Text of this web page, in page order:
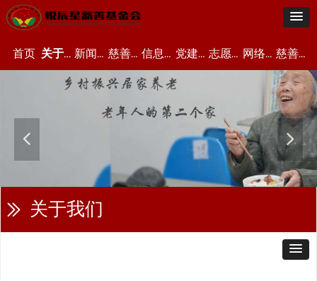
넳 넲
首页 关于我们 新闻资讯 慈善项目 信息公开 党建资讯 志愿者中心 网络众筹 慈善文化
ꅀ 关于我们